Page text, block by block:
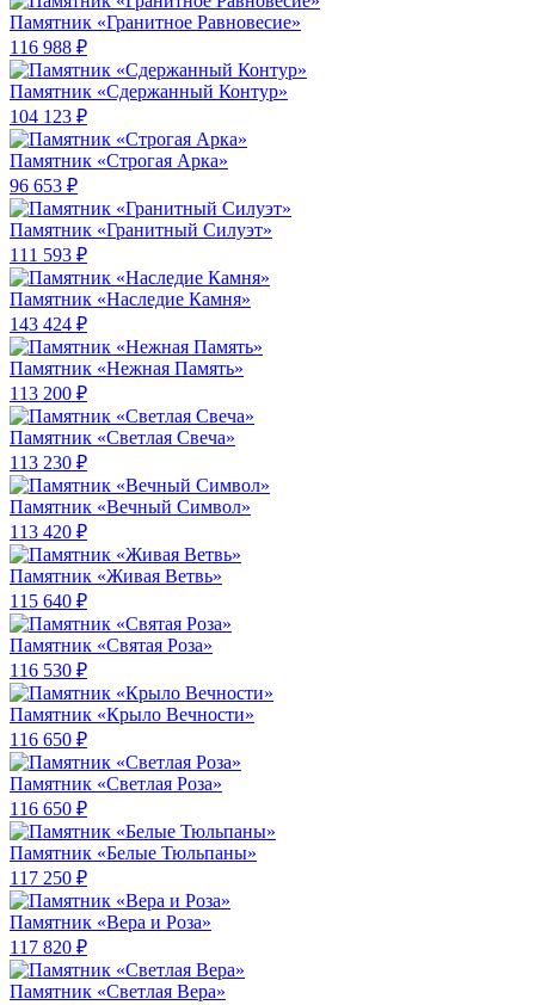
Памятник «Гранитное Равновесие»
116 988 ₽
Памятник «Сдержанный Контур»
104 123 ₽
Памятник «Строгая Арка»
96 653 ₽
Памятник «Гранитный Силуэт»
111 593 ₽
Памятник «Наследие Камня»
143 424 ₽
Памятник «Нежная Память»
113 200 ₽
Памятник «Светлая Свеча»
113 230 ₽
Памятник «Вечный Символ»
113 420 ₽
Памятник «Живая Ветвь»
115 640 ₽
Памятник «Святая Роза»
116 530 ₽
Памятник «Крыло Вечности»
116 650 ₽
Памятник «Светлая Роза»
116 650 ₽
Памятник «Белые Тюльпаны»
117 250 ₽
Памятник «Вера и Роза»
117 820 ₽
Памятник «Светлая Вера»